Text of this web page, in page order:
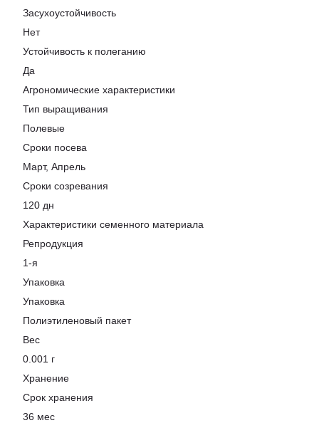
Засухоустойчивость
Нет
Устойчивость к полеганию
Да
Агрономические характеристики
Тип выращивания
Полевые
Сроки посева
Март, Апрель
Сроки созревания
120 дн
Характеристики семенного материала
Репродукция
1-я
Упаковка
Упаковка
Полиэтиленовый пакет
Вес
0.001 г
Хранение
Срок хранения
36 мес